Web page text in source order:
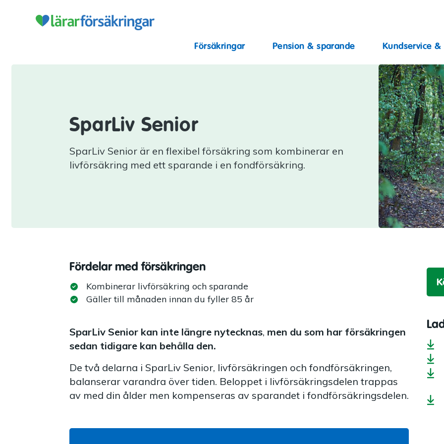
Försäkringar Pension & sparande Kundservice &
SparLiv Senior
SparLiv Senior är en flexibel försäkring som kombinerar en
livförsäkring med ett sparande i en fondförsäkring.
Fördelar med försäkringen
Kombinerar livförsäkring och sparande
Gäller till månaden innan du fyller 85 år
SparLiv Senior kan inte längre nytecknas, men du som har försäkringen
sedan tidigare kan behålla den.
De två delarna i SparLiv Senior, livförsäkringen och fondförsäkringen,
balanserar varandra över tiden. Beloppet i livförsäkringsdelen trappas
av med din ålder men kompenseras av sparandet i fondförsäkringsdelen.